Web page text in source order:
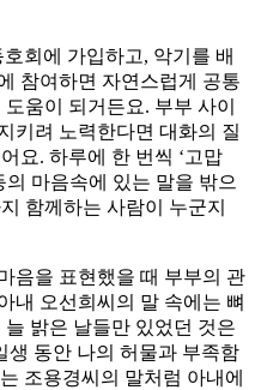
회에 가입하고, 악기를 배
참여하면 자연스럽게 공통
움이 되거든요. 부부 사이
키려 노력한다면 대화의 질
요. 하루에 한 번씩 ‘고맙
의 마음속에 있는 말을 밖으
함께하는 사람이 누군지
음을 표현했을 때 부부의 관
내 오선희씨의 말 속에는 뼈
밝은 날들만 있었던 것은
생 동안 나의 허물과 부족함
조용경씨의 말처럼 아내에